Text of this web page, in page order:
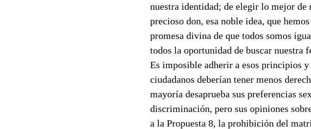
nuestra identidad; de elegir lo mejor
precioso don, esa noble idea, que
promesa divina de que todos somos
todos la oportunidad de buscar nuestra
Es imposible adherir a esos principios
ciudadanos deberían tener menos
mayoría desaprueba sus preferencias
discriminación, pero sus opiniones
a la Propuesta 8, la prohibición del